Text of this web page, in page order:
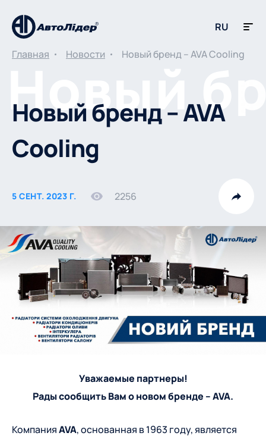
RU
Главная Новости Новый бренд – AVA Cooling
Новый бренд – AVA
Cooling
5 СЕНТ. 2023 Г. 2256
Уважаемые партнеры!
Рады сообщить Вам о новом бренде – AVA.
КомпанияAVA, основанная в 1963 году, является